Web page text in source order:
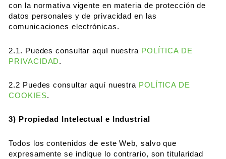
con la normativa vigente en materia de protección de
datos personales y de privacidad en las
comunicaciones electrónicas.
2.1. Puedes consultar aquí nuestra POLÍTICA DE
PRIVACIDAD.
2.2 Puedes consultar aquí nuestra POLÍTICA DE
COOKIES.
3) Propiedad Intelectual e Industrial
Todos los contenidos de este Web, salvo que
expresamente se indique lo contrario, son titularidad